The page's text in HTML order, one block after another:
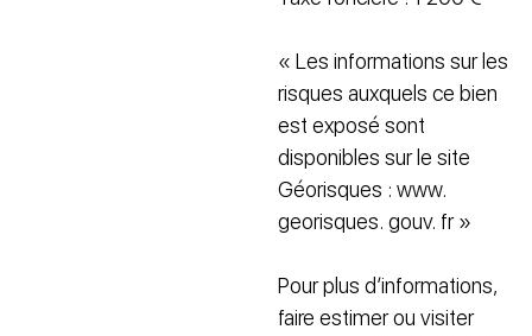
« Les informations sur les
risques auxquels ce bien
est exposé sont
disponibles sur le site
Géorisques : www.
georisques. gouv. fr »
Pour plus d’informations,
faire estimer ou visiter